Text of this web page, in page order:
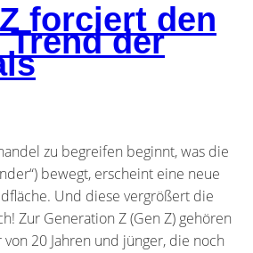
forciert den
der
zu begreifen beginnt, was die
bewegt, erscheint eine neue
Und diese vergrößert die
Zur Generation Z (Gen Z) gehören
20 Jahren und jünger, die noch